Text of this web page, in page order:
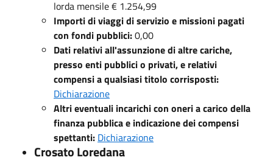
lorda mensile € 1.254,99
Importi di viaggi di servizio e missioni pagati
con fondi pubblici:0,00
Dati relativi all'assunzione di altre cariche,
presso enti pubblici o privati, e relativi
compensi a qualsiasi titolo corrisposti:
Dichiarazione
Altri eventuali incarichi con oneri a carico della
finanza pubblica e indicazione dei compensi
spettanti: Dichiarazione
Crosato Loredana